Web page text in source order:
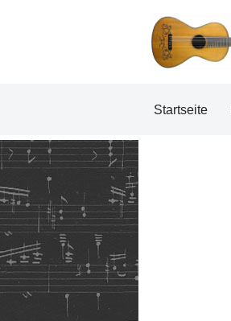
Startseite